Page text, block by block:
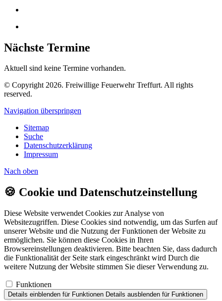
Nächste Termine
Aktuell sind keine Termine vorhanden.
© Copyright 2026. Freiwillige Feuerwehr Treffurt. All rights
reserved.
Navigation überspringen
Sitemap
Suche
Datenschutzerklärung
Impressum
Nach oben
🍪 Cookie und Datenschutzeinstellung
Diese Website verwendet Cookies zur Analyse von
Websitezugriffen. Diese Cookies sind notwendig, um das Surfen auf
unserer Website und die Nutzung der Funktionen der Website zu
ermöglichen. Sie können diese Cookies in Ihren
Browsereinstellungen deaktivieren. Bitte beachten Sie, dass dadurch
die Funktionalität der Seite stark eingeschränkt wird Durch die
weitere Nutzung der Website stimmen Sie dieser Verwendung zu.
Funktionen
Details einblenden für Funktionen Details ausblenden für Funktionen